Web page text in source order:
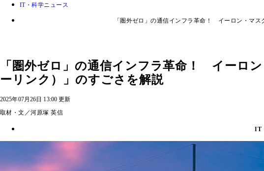
IT・科学ニュース
「圏外ゼロ」の通信インフラ革命！ イーロン・マ
「圏外ゼロ」の通信インフラ革命！ イーロ
ーリンク）」のすごさを解説
2025年07月26日 13:00 更新
取材・文／河原塚 英信
IT